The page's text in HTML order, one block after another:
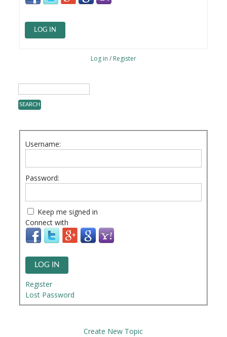
LOG IN
Log in / Register
Username:
Password:
Keep me signed in
Connect with
LOG IN
Register
Lost Password
Create New Topic